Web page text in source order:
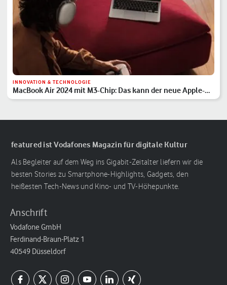
INNOVATION & TECHNOLOGIE
MacBook Air 2024 mit M3-Chip: Das kann der neue Apple-
Laptop
featured ist Vodafones Magazin für digitale Kultur
Als Begleiter auf dem Weg ins Gigabit-Zeitalter liefern wir die
besten Stories zu Smartphone-Highlights, Gadgets, den
heißesten Tech-News und Kino- und TV-Höhepunkte.
Anschrift
Vodafone GmbH
Ferdinand-Braun-Platz 1
40549 Düsseldorf